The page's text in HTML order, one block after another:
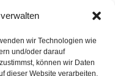
wir Technologien wie
und/oder darauf
können wir Daten
dieser Website verarbeiten.